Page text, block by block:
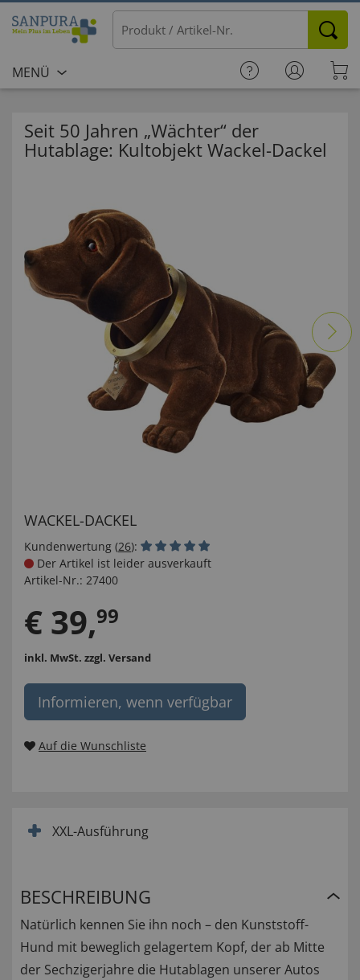
MENÜ
Seit 50 Jahren „Wächter“ der
Hutablage: Kultobjekt Wackel-Dackel
WACKEL-DACKEL
Kundenwertung (26):
Der Artikel ist leider ausverkauft
Artikel-Nr.: 27400
€ 39,99
inkl. MwSt. zzgl. Versand
Informieren, wenn verfügbar
Auf die Wunschliste
XXL-Ausführung
BESCHREIBUNG
Natürlich kennen Sie ihn noch – den Kunststoff-
Hund mit beweglich gelagertem Kopf, der ab Mitte
der Sechzigerjahre die Hutablagen unserer Autos